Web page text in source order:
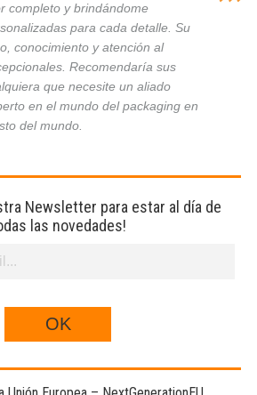
completo y brindándome
para cada detalle. Su
conocimiento y atención al
Recomendaría sus
que necesite un aliado
en el mundo del packaging en
del mundo.
Newsletter para estar al día de
las novedades!